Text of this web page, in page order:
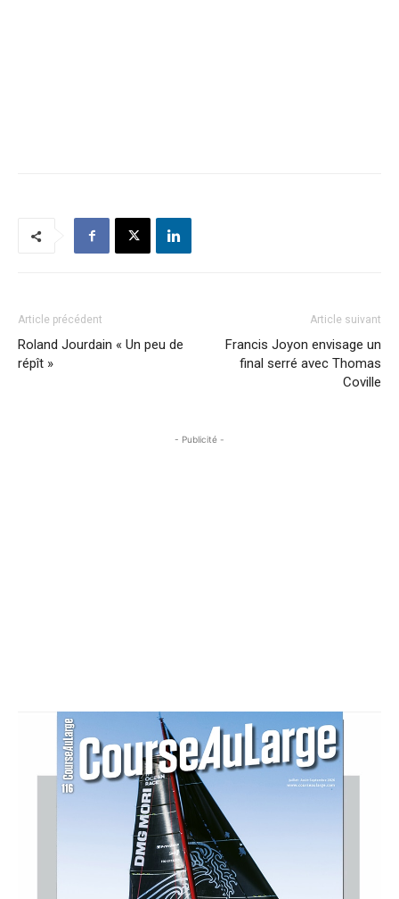
Article précédent
Roland Jourdain « Un peu de
répît »
Article suivant
Francis Joyon envisage un
final serré avec Thomas
Coville
- Publicité -